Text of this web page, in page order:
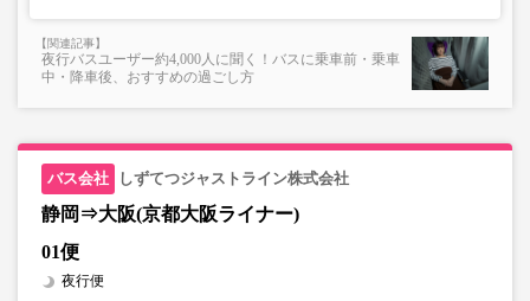
・在庫の状況はリアルタイムの表示ではございません。
※売り切れの場合でも残数が表示される場合がありま
す。
・一部取り扱いのない停留所がある場合がございます。
夜行バスユーザー約4,000人に聞く！バスに乗車前・乗車
中・降車後、おすすめの過ごし方
しずてつジャストライン株式会社
静岡⇒大阪(京都大阪ライナー)
01便
夜行便